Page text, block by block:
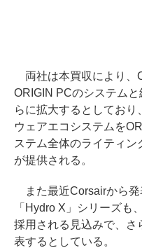
両社は本買収により、
ORIGIN PCのシステム
らに拡大するとしており
ウェアエコシステムを
ステム全体のライティ
が提供される。
また最近Corsairから発
「Hydro X」シリーズも
採用される見込みで、さ
表するとしている。